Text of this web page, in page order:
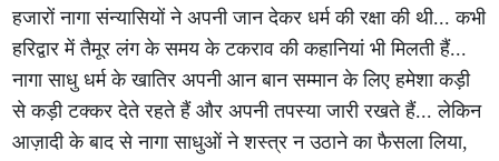
हजारों नागा संन्यासियों ने अपनी जान देकर धर्म की रक्षा की थी... कभी
हरिद्वार में तैमूर लंग के समय के टकराव की कहानियां भी मिलती हैं...
नागा साधु धर्म के खातिर अपनी आन बान सम्मान के लिए हमेशा कड़ी
से कड़ी टक्कर देते रहते हैं और अपनी तपस्या जारी रखते हैं... लेकिन
आज़ादी के बाद से नागा साधुओं ने शस्त्र न उठाने का फैसला लिया,